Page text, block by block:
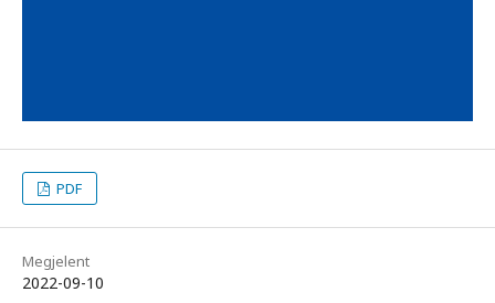
PDF
Megjelent
2022-09-10